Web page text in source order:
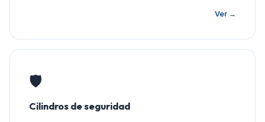
Ver →
🛡️
Cilindros de seguridad